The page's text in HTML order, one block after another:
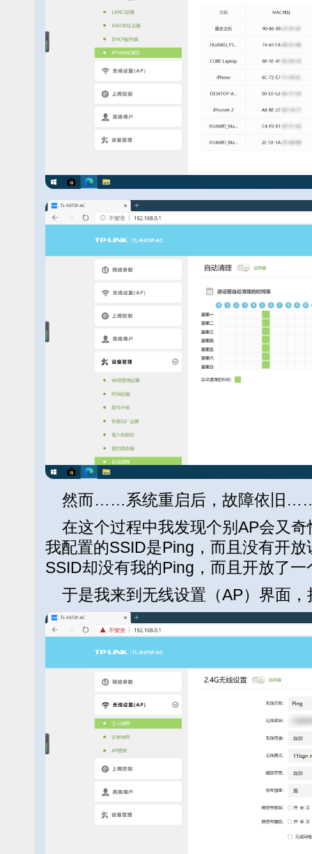
然而……系统重启后，故障依旧
在这个过程中我发现个别AP会又奇
我配置的SSID是Ping，而且没有开
SSID却没有我的Ping，而且开放了
于是我来到无线设置（AP）界面，